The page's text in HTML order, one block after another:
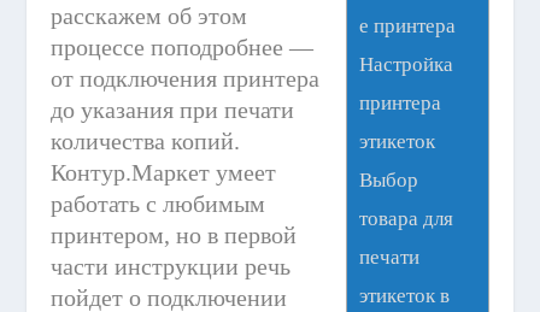
е принтера
Настройка
принтера
этикеток
Выбор
товара для
печати
этикеток в
расскажем об этом
процессе поподробнее —
от подключения принтера
до указания при печати
количества копий.
Контур.Маркет умеет
работать с любимым
принтером, но в первой
части инструкции речь
пойдет о подключении